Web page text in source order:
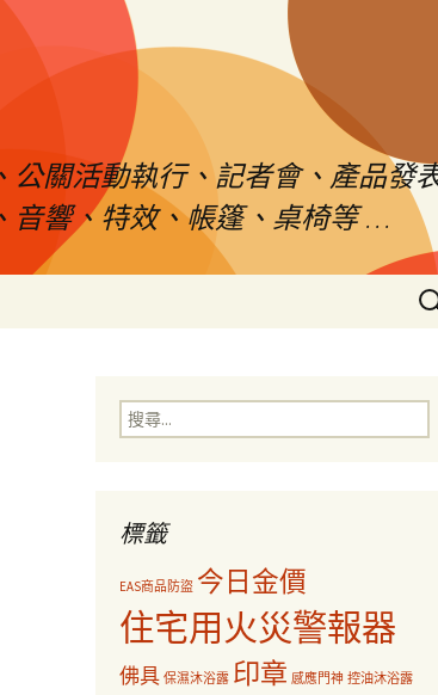
關活動執行、記者會、產品發
音響、特效、帳篷、桌椅等 …
搜
尋
字:
搜
尋
標籤
EAS商品防盜 今日金價
住宅用火災警報器
佛具 保濕沐浴露 印章 感應門神 控油沐浴露